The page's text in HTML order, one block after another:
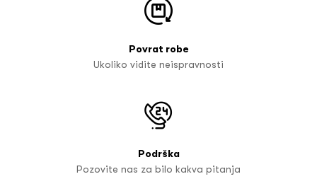
Povrat robe
Ukoliko vidite neispravnosti
Podrška
Pozovite nas za bilo kakva pitanja